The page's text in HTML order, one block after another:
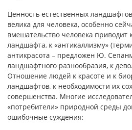
Ценность естественных
велика для человека, особенно
вмешательство человека приводит
ландшафта, к «антикаллизму»
антикрасота – предложен Ю.
ландшафтного разнообразия, к
Отношение людей к красоте и к
ландшафтов, к необходимости их
совершенства. Многие
«потребители» природной среды
ошибочные суждения: